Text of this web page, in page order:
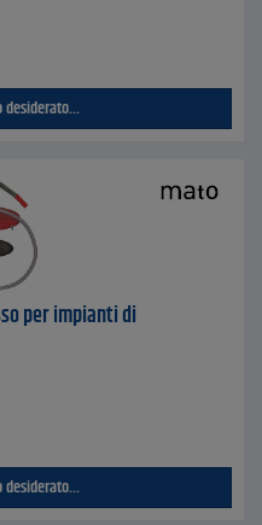
per impianti di